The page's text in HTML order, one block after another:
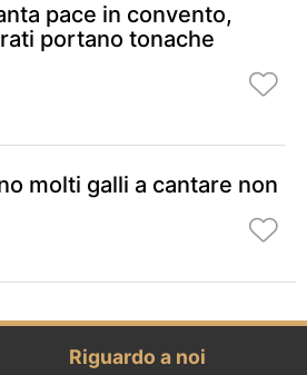
pace in convento,
portano tonache
molti galli a cantare non
Riguardo a noi